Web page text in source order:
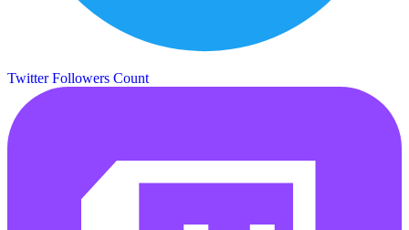
Twitter Followers Count